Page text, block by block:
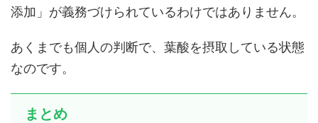
添加」が義務づけられているわけではありません。
あくまでも個人の判断で、葉酸を摂取している状態
なのです。
まとめ